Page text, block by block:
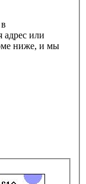
адрес или
ниже, и мы